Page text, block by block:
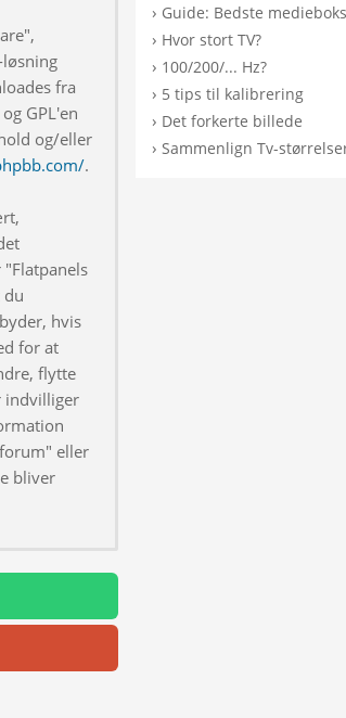
fra
GPL'en
og/eller
.
du
hvis
for at
flytte
indvilliger
eller
bliver
› Guide: Bedste
› Hvor stort TV?
› 100/200/... Hz?
› 5 tips til kalibrering
› Det forkerte billede
›Sammenlign Tv-